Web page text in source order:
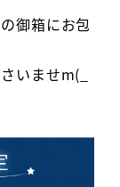
御箱にお包
いませm(_